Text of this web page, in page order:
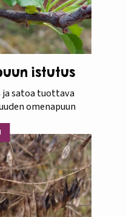
istutus
ja satoa tuottava
omenapuun